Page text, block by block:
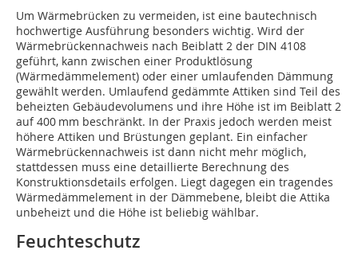
Um Wärmebrücken zu vermeiden, ist eine bautechnisch
hochwertige Ausführung besonders wichtig. Wird der
Wärmebrückennachweis nach Beiblatt 2 der DIN 4108
geführt, kann zwischen einer Produktlösung
(Wärmedämmelement) oder einer umlaufenden Dämmung
gewählt werden. Umlaufend gedämmte Attiken sind Teil des
beheizten Gebäudevolumens und ihre Höhe ist im Beiblatt 2
auf 400 mm beschränkt. In der Praxis jedoch werden meist
höhere Attiken und Brüs­tungen geplant. Ein einfacher
Wärmebrückennachweis ist dann nicht mehr möglich,
stattdessen muss eine detaillierte Berechnung des
Konstruktionsdetails erfolgen. Liegt dagegen ein tragendes
Wärmedämmelement in der Dämmebene, bleibt die Attika
unbeheizt und die Höhe ist beliebig wählbar.
Feuchteschutz